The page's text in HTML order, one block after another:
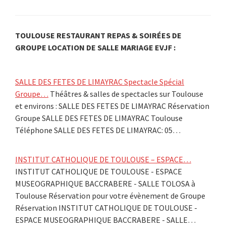
TOULOUSE RESTAURANT REPAS & SOIRÉES DE
GROUPE LOCATION DE SALLE MARIAGE EVJF :
SALLE DES FETES DE LIMAYRAC Spectacle Spécial
Groupe… Théâtres & salles de spectacles sur Toulouse
et environs : SALLE DES FETES DE LIMAYRAC Réservation
Groupe SALLE DES FETES DE LIMAYRAC Toulouse
Téléphone SALLE DES FETES DE LIMAYRAC: 05…
INSTITUT CATHOLIQUE DE TOULOUSE – ESPACE…
INSTITUT CATHOLIQUE DE TOULOUSE - ESPACE
MUSEOGRAPHIQUE BACCRABERE - SALLE TOLOSA à
Toulouse Réservation pour votre évènement de Groupe
Réservation INSTITUT CATHOLIQUE DE TOULOUSE -
ESPACE MUSEOGRAPHIQUE BACCRABERE - SALLE…